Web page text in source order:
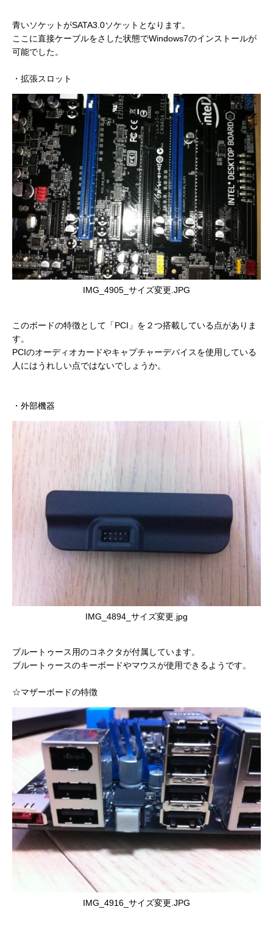
青いソケットがSATA3.0ソケットとなります。
ここに直接ケーブルをさした状態でWindows7のインストールが
可能でした。
・拡張スロット
IMG_4905_サイズ変更.JPG
このボードの特徴として「PCI」を２つ搭載している点がありま
す。
PCIのオーディオカードやキャプチャーデバイスを使用している
人にはうれしい点ではないでしょうか。
・外部機器
IMG_4894_サイズ変更.jpg
ブルートゥース用のコネクタが付属しています。
ブルートゥースのキーボードやマウスが使用できるようです。
☆マザーボードの特徴
IMG_4916_サイズ変更.JPG